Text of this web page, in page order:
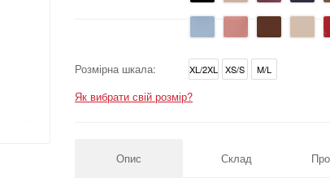
Розмірна шкала: XL/2XL XS/S M/L
Як вибрати свій розмір?
Опис Склад